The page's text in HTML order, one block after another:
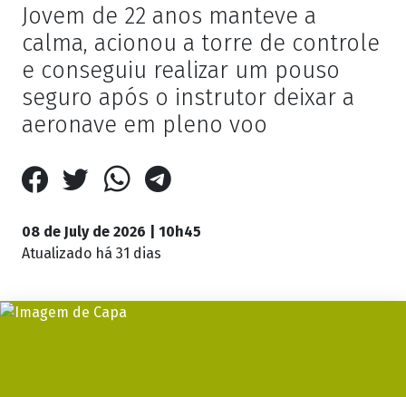
Jovem de 22 anos manteve a
calma, acionou a torre de controle
e conseguiu realizar um pouso
seguro após o instrutor deixar a
aeronave em pleno voo
08 de July de 2026 | 10h45
Atualizado há 31 dias